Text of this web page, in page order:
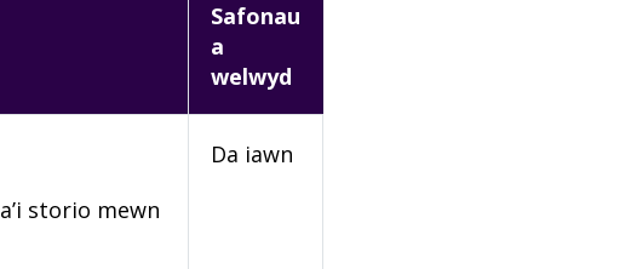
Safonau
a
welwyd
storio mewn
Da iawn